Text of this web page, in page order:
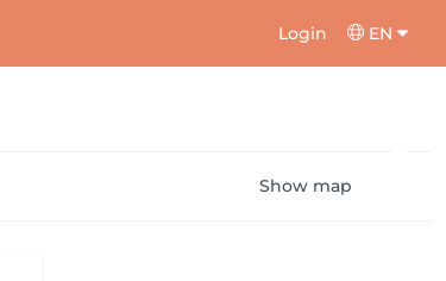
Login EN
Show map